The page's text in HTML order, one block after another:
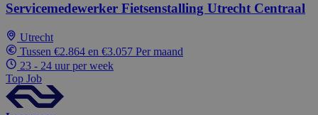
Servicemedewerker Fietsenstalling Utrecht Centraal
Utrecht
Tussen €2.864 en €3.057 Per maand
23 - 24 uur per week
Top Job